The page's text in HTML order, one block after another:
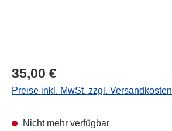
Regulärer Preis:
35,00 €
Preise inkl. MwSt. zzgl. Versandkosten
Nicht mehr verfügbar